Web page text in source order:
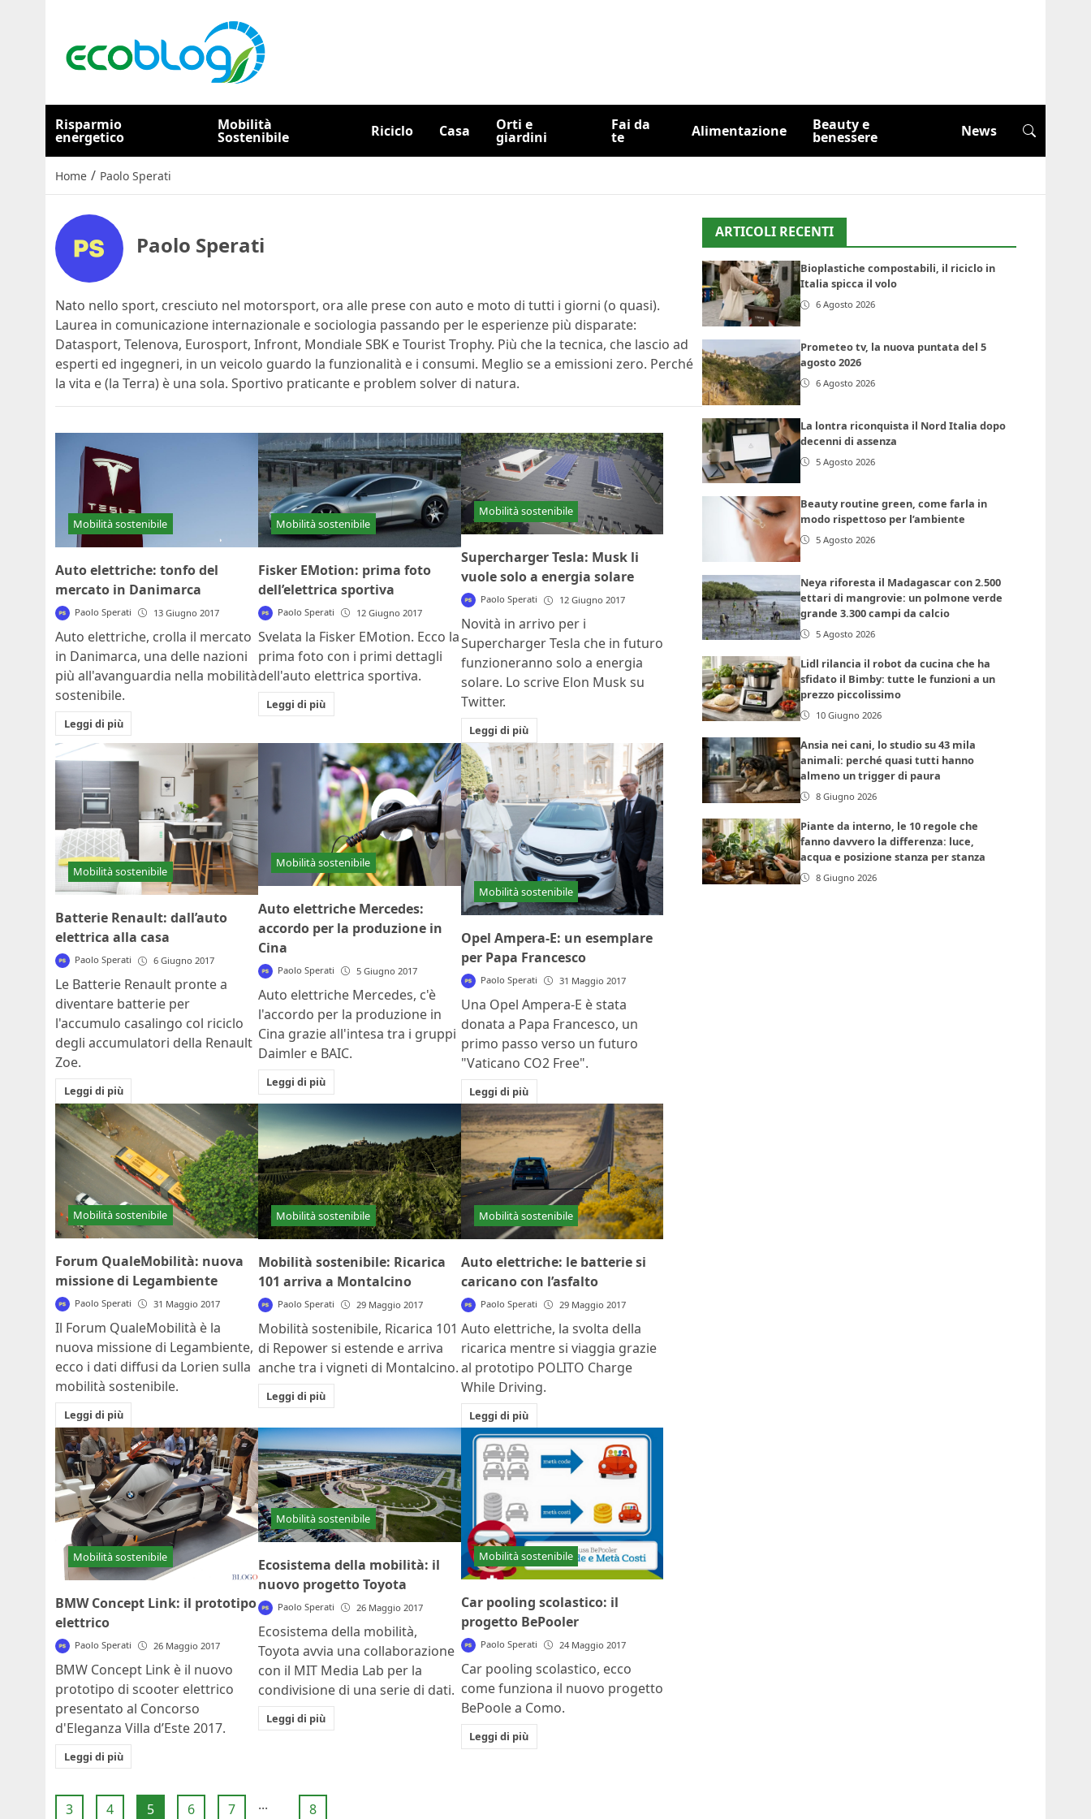
Risparmio
energetico
Mobilità
Sostenibile Riciclo Casa Orti e
giardini
Fai da
te Alimentazione Beauty e
benessere News
Home / Paolo Sperati
Paolo Sperati
Nato nello sport, cresciuto nel motorsport, ora alle prese con auto e moto di tutti i giorni (o quasi).
Laurea in comunicazione internazionale e sociologia passando per le esperienze più disparate:
Datasport, Telenova, Eurosport, Infront, Mondiale SBK e Tourist Trophy. Più che la tecnica, che lascio ad
esperti ed ingegneri, in un veicolo guardo la funzionalità e i consumi. Meglio se a emissioni zero. Perché
la vita e (la Terra) è una sola. Sportivo praticante e problem solver di natura.
Mobilità sostenibile
Auto elettriche: tonfo del
mercato in Danimarca
Paolo Sperati 13 Giugno 2017
Auto elettriche, crolla il mercato
in Danimarca, una delle nazioni
più all'avanguardia nella mobilità
sostenibile.
Leggi di più
Mobilità sostenibile
Fisker EMotion: prima foto
dell’elettrica sportiva
Paolo Sperati 12 Giugno 2017
Svelata la Fisker EMotion. Ecco la
prima foto con i primi dettagli
dell'auto elettrica sportiva.
Leggi di più
Mobilità sostenibile
Supercharger Tesla: Musk li
vuole solo a energia solare
Paolo Sperati 12 Giugno 2017
Novità in arrivo per i
Supercharger Tesla che in futuro
funzioneranno solo a energia
solare. Lo scrive Elon Musk su
Twitter.
Leggi di più
Mobilità sostenibile
Batterie Renault: dall’auto
elettrica alla casa
Paolo Sperati 6 Giugno 2017
Le Batterie Renault pronte a
diventare batterie per
l'accumulo casalingo col riciclo
degli accumulatori della Renault
Zoe.
Leggi di più
Mobilità sostenibile
Auto elettriche Mercedes:
accordo per la produzione in
Cina
Paolo Sperati 5 Giugno 2017
Auto elettriche Mercedes, c'è
l'accordo per la produzione in
Cina grazie all'intesa tra i gruppi
Daimler e BAIC.
Leggi di più
Mobilità sostenibile
Opel Ampera-E: un esemplare
per Papa Francesco
Paolo Sperati 31 Maggio 2017
Una Opel Ampera-E è stata
donata a Papa Francesco, un
primo passo verso un futuro
"Vaticano CO2 Free".
Leggi di più
Mobilità sostenibile
Forum QualeMobilità: nuova
missione di Legambiente
Paolo Sperati 31 Maggio 2017
Il Forum QualeMobilità è la
nuova missione di Legambiente,
ecco i dati diffusi da Lorien sulla
mobilità sostenibile.
Leggi di più
Mobilità sostenibile
Mobilità sostenibile: Ricarica
101 arriva a Montalcino
Paolo Sperati 29 Maggio 2017
Mobilità sostenibile, Ricarica 101
di Repower si estende e arriva
anche tra i vigneti di Montalcino.
Leggi di più
Mobilità sostenibile
Auto elettriche: le batterie si
caricano con l’asfalto
Paolo Sperati 29 Maggio 2017
Auto elettriche, la svolta della
ricarica mentre si viaggia grazie
al prototipo POLITO Charge
While Driving.
Leggi di più
Mobilità sostenibile
BMW Concept Link: il prototipo
elettrico
Paolo Sperati 26 Maggio 2017
BMW Concept Link è il nuovo
prototipo di scooter elettrico
presentato al Concorso
d'Eleganza Villa d’Este 2017.
Leggi di più
Mobilità sostenibile
Ecosistema della mobilità: il
nuovo progetto Toyota
Paolo Sperati 26 Maggio 2017
Ecosistema della mobilità,
Toyota avvia una collaborazione
con il MIT Media Lab per la
condivisione di una serie di dati.
Leggi di più
Mobilità sostenibile
Car pooling scolastico: il
progetto BePooler
Paolo Sperati 24 Maggio 2017
Car pooling scolastico, ecco
come funziona il nuovo progetto
BePoole a Como.
Leggi di più
3 4 5 6 7 ... 8
ARTICOLI RECENTI
Bioplastiche compostabili, il riciclo in
Italia spicca il volo
6 Agosto 2026
Prometeo tv, la nuova puntata del 5
agosto 2026
6 Agosto 2026
La lontra riconquista il Nord Italia dopo
decenni di assenza
5 Agosto 2026
Beauty routine green, come farla in
modo rispettoso per l’ambiente
5 Agosto 2026
Neya riforesta il Madagascar con 2.500
ettari di mangrovie: un polmone verde
grande 3.300 campi da calcio
5 Agosto 2026
Lidl rilancia il robot da cucina che ha
sfidato il Bimby: tutte le funzioni a un
prezzo piccolissimo
10 Giugno 2026
Ansia nei cani, lo studio su 43 mila
animali: perché quasi tutti hanno
almeno un trigger di paura
8 Giugno 2026
Piante da interno, le 10 regole che
fanno davvero la differenza: luce,
acqua e posizione stanza per stanza
8 Giugno 2026